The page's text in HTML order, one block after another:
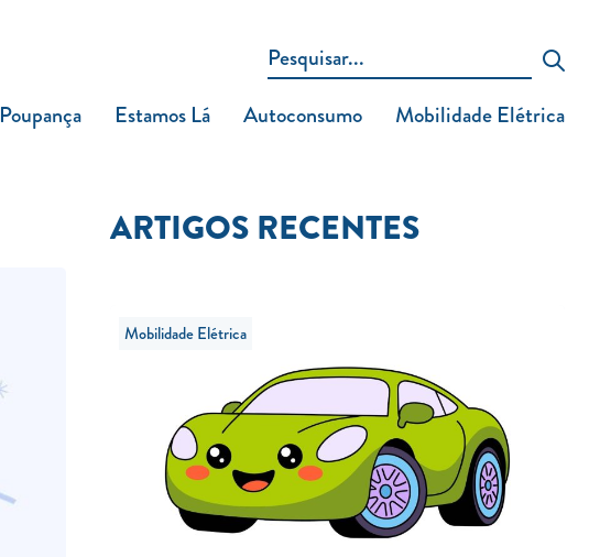
Poupança Estamos Lá Autoconsumo Mobilidade Elétrica
ARTIGOS RECENTES
Mobilidade Elétrica